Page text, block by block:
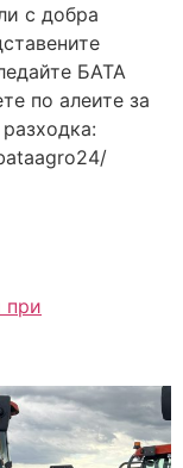
с добра
БАТА
по алеите за
при